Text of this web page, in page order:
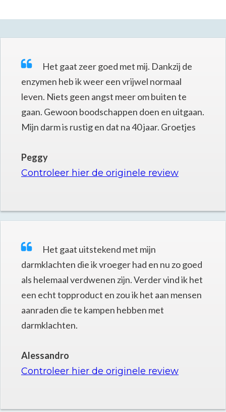
Het gaat zeer goed met mij. Dankzij de
enzymen heb ik weer een vrijwel normaal
leven. Niets geen angst meer om buiten te
gaan. Gewoon boodschappen doen en uitgaan.
Mijn darm is rustig en dat na 40 jaar. Groetjes
Peggy
Controleer hier de originele review
Het gaat uitstekend met mijn
darmklachten die ik vroeger had en nu zo goed
als helemaal verdwenen zijn. Verder vind ik het
een echt topproduct en zou ik het aan mensen
aanraden die te kampen hebben met
darmklachten.
Alessandro
Controleer hier de originele review